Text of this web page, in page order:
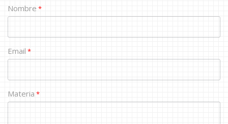
Nombre *
Email *
Materia *